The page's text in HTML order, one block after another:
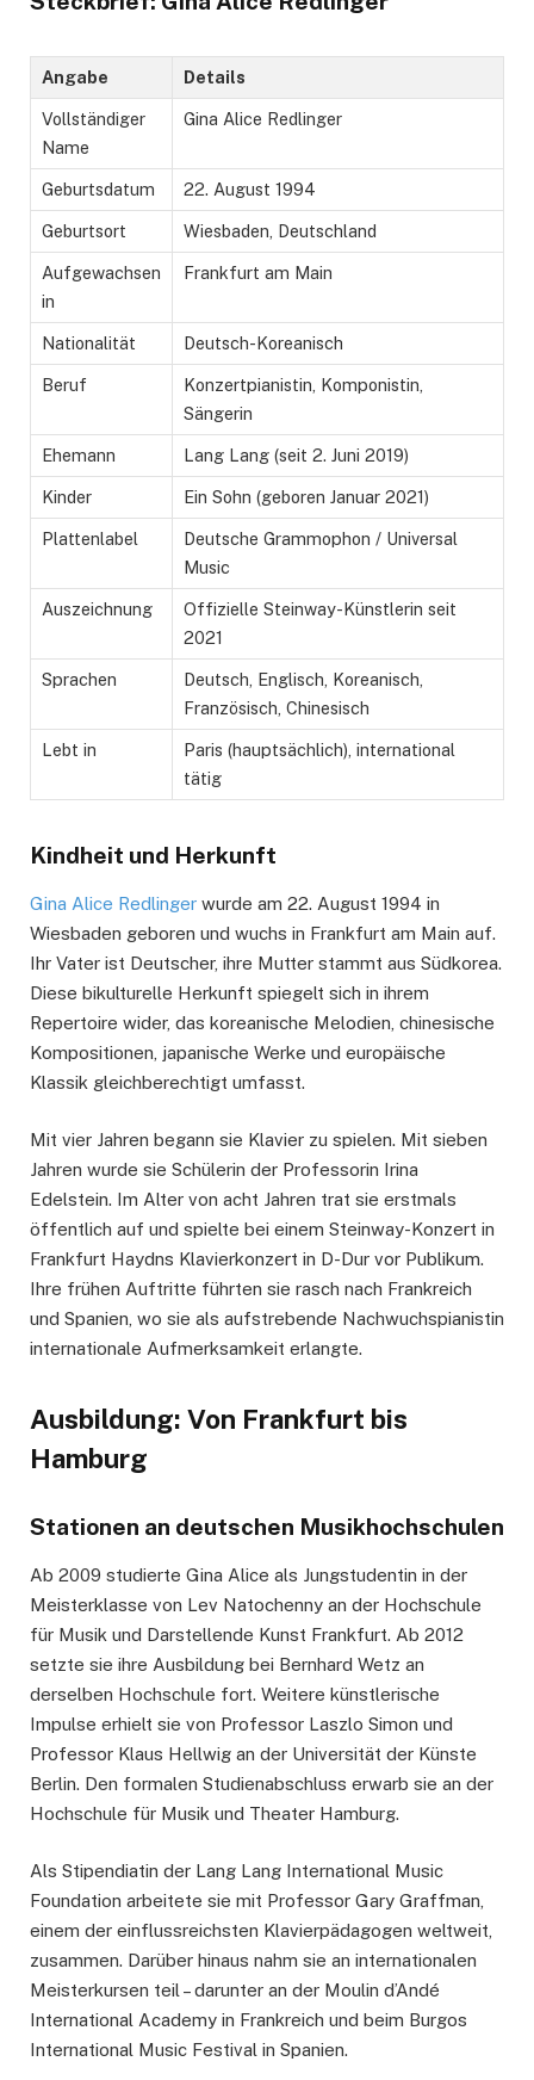
Angabe Details
Vollständiger
Name
Gina Alice Redlinger
Geburtsdatum 22. August 1994
Geburtsort Wiesbaden, Deutschland
Aufgewachsen
in
Frankfurt am Main
Nationalität Deutsch-Koreanisch
Beruf
Konzertpianistin, Komponistin,
Sängerin
Ehemann Lang Lang (seit 2. Juni 2019)
Kinder Ein Sohn (geboren Januar 2021)
Plattenlabel
Deutsche Grammophon / Universal
Music
Auszeichnung
Offizielle Steinway-Künstlerin seit
2021
Sprachen
Deutsch, Englisch, Koreanisch,
Französisch, Chinesisch
Lebt in
Paris (hauptsächlich), international
tätig
Kindheit und Herkunft
Gina Alice Redlinger wurde am 22. August 1994 in
Wiesbaden geboren und wuchs in Frankfurt am Main auf.
Ihr Vater ist Deutscher, ihre Mutter stammt aus Südkorea.
Diese bikulturelle Herkunft spiegelt sich in ihrem
Repertoire wider, das koreanische Melodien, chinesische
Kompositionen, japanische Werke und europäische
Klassik gleichberechtigt umfasst.
Mit vier Jahren begann sie Klavier zu spielen. Mit sieben
Jahren wurde sie Schülerin der Professorin Irina
Edelstein. Im Alter von acht Jahren trat sie erstmals
öffentlich auf und spielte bei einem Steinway-Konzert in
Frankfurt Haydns Klavierkonzert in D-Dur vor Publikum.
Ihre frühen Auftritte führten sie rasch nach Frankreich
und Spanien, wo sie als aufstrebende Nachwuchspianistin
internationale Aufmerksamkeit erlangte.
Ausbildung: Von Frankfurt bis
Hamburg
Stationen an deutschen Musikhochschulen
Ab 2009 studierte Gina Alice als Jungstudentin in der
Meisterklasse von Lev Natochenny an der Hochschule
für Musik und Darstellende Kunst Frankfurt. Ab 2012
setzte sie ihre Ausbildung bei Bernhard Wetz an
derselben Hochschule fort. Weitere künstlerische
Impulse erhielt sie von Professor Laszlo Simon und
Professor Klaus Hellwig an der Universität der Künste
Berlin. Den formalen Studienabschluss erwarb sie an der
Hochschule für Musik und Theater Hamburg.
Als Stipendiatin der Lang Lang International Music
Foundation arbeitete sie mit Professor Gary Graffman,
einem der einflussreichsten Klavierpädagogen weltweit,
zusammen. Darüber hinaus nahm sie an internationalen
Meisterkursen teil – darunter an der Moulin d’Andé
International Academy in Frankreich und beim Burgos
International Music Festival in Spanien.